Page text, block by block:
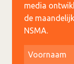
media
de
NSMA.